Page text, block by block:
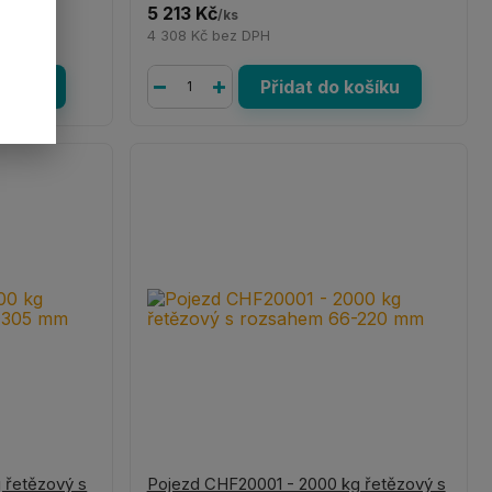
5 213 Kč/ks
4 308 Kč bez DPH
Přidat do košíku
řetězový s
Pojezd CHF20001 - 2000 kg řetězový s